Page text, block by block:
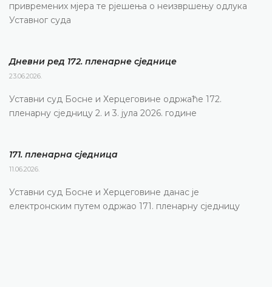
привремених мјера те рјешења о неизвршењу одлука
Уставног суда
Дневни ред 172. пленарне сједнице
23.06.2026.
Уставни суд Босне и Херцеговине одржаће 172.
пленарну сједницу 2. и 3. јула 2026. године
171. пленарна сједницa
11.06.2026.
Уставни суд Босне и Херцеговине данас је
електронским путем одржао 171. пленарну сједницу